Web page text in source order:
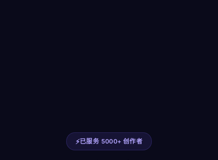
已服务 5000+ 创作者